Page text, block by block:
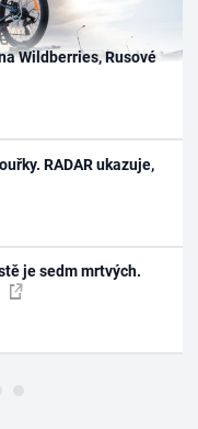
Wildberries, Rusové
RADAR ukazuje,
je sedm mrtvých.